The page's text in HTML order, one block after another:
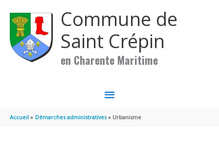
Commune de
Saint Crépin
en Charente Maritime
MENU
PRINCIPAL
Accueil Démarches administratives Urbanisme